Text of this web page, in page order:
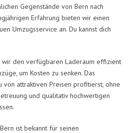
Gegenstände von Bern nach
Erfahrung bieten wir einen
Umzugsservice an. Du kannst dich
den verfügbaren Laderaum effizient
um Kosten zu senken. Das
von attraktiven Preisen profitierst, ohne
und qualitativ hochwertigen
ist bekannt für seinen